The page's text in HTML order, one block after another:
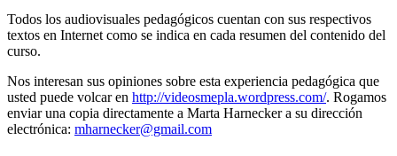
Todos los audiovisuales pedagógicos cuentan con sus respectivos
textos en Internet como se indica en cada resumen del contenido del
curso.
Nos interesan sus opiniones sobre esta experiencia pedagógica que
usted puede volcar en http://videosmepla.wordpress.com/. Rogamos
enviar una copia directamente a Marta Harnecker a su dirección
electrónica: mharnecker@gmail.com